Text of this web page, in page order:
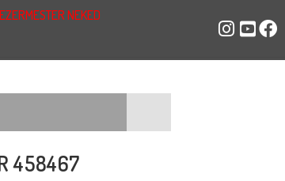
EZERMESTER NEKED
458467